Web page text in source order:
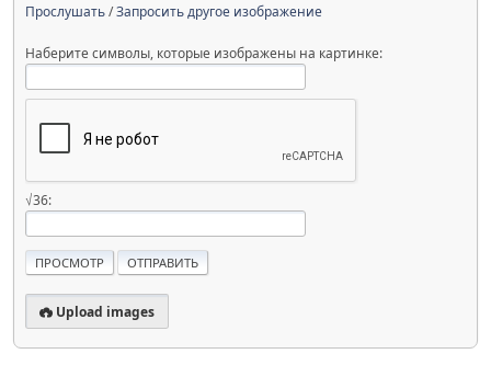
Прослушать/Запросить другое изображение
Наберите символы, которые изображены на картинке:
√36:
Upload images